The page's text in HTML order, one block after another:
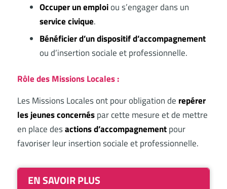
Occuper un emploiou s’engager dans un
service civique.
Bénéficier d’un dispositif d’accompagnement
ou d’insertion sociale et professionnelle.
Rôle des Missions Locales :
Les Missions Locales ont pour obligation de repérer
les jeunes concernéspar cette mesure et de mettre
en place desactions d’accompagnementpour
favoriser leur insertion sociale et professionnelle.
EN SAVOIR PLUS